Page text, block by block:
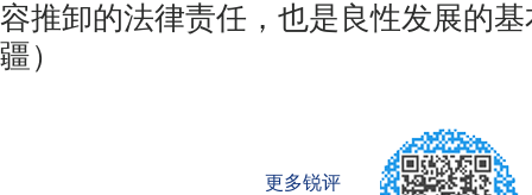
容推卸的法律责任，也是良性发展的
疆）
更多锐评